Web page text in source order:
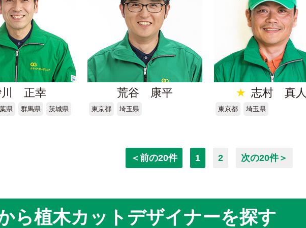
川 正幸
県 群馬県 茨城県
荒谷 康平
東京都 埼玉県
★ 志村 真人
東京都 埼玉県
＜前の20件 1 2 次の20件＞
ら植木カットデザイナーを探す